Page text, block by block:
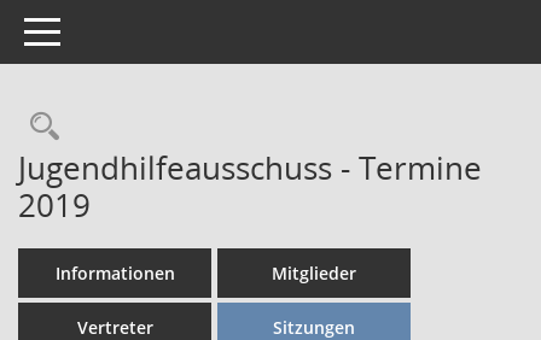
Toggle navigation
Rechercheauswahl
Jugendhilfeausschuss - Termine
2019
Informationen Mitglieder
Vertreter Sitzungen